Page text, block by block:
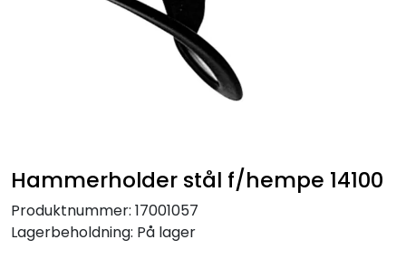
Hammerholder stål f/hempe 14100
Produktnummer: 17001057
Lagerbeholdning: På lager